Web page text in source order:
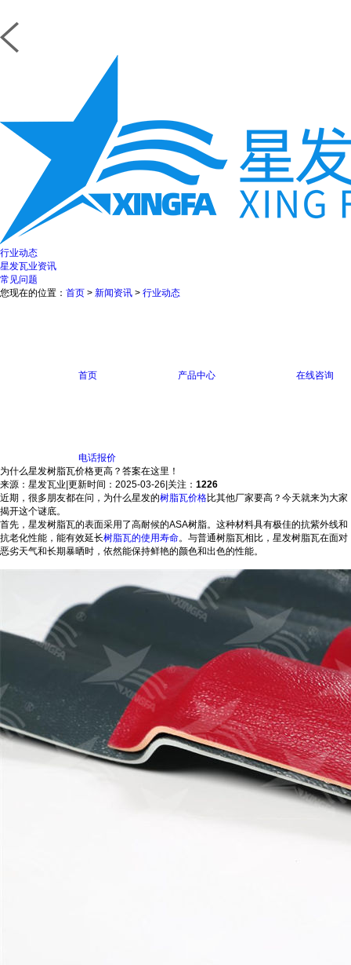
行业动态
星发瓦业资讯
常见问题
您现在的位置： 首页 > 新闻资讯 > 行业动态
首页 产品中心 在线咨询
电话报价
为什么星发树脂瓦价格更高？答案在这里！
来源：星发瓦业 更新时间：2025-03-26 关注： 1226
近期，很多朋友都在问，为什么星发的树脂瓦价格比其他厂家要高？今天就来为大家
揭开这个谜底。
首先，星发树脂瓦的表面采用了高耐候的ASA树脂。这种材料具有极佳的抗紫外线和
抗老化性能，能有效延长树脂瓦的使用寿命。与普通树脂瓦相比，星发树脂瓦在面对
恶劣天气和长期暴晒时，依然能保持鲜艳的颜色和出色的性能。